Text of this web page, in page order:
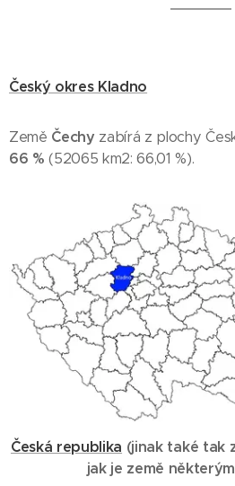
Český okres Kladno
Země Čechy zabírá z plochy
66 % (52065 km2: 66,01 %).
Česká republika (jinak také tak
jak je země